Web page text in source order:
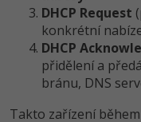
DHCP Request
konkrétní
DHCP
přidělení a
bránu, DNS
Takto zařízení